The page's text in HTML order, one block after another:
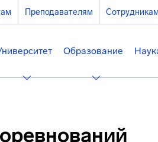
Преподавателям Сотрудникам
Образование